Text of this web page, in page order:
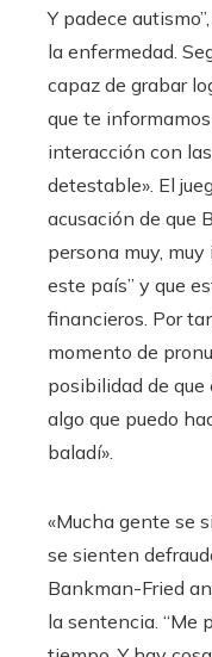
Y padece
la enfermedad.
capaz de grabar
que te
interacción con
detestable». El
acusación de que
persona muy,
este país” y que
financieros. Por
momento de
posibilidad de que
algo que puedo
baladí».
«Mucha gente se
se sienten
Bankman-Fried
la sentencia. “Me